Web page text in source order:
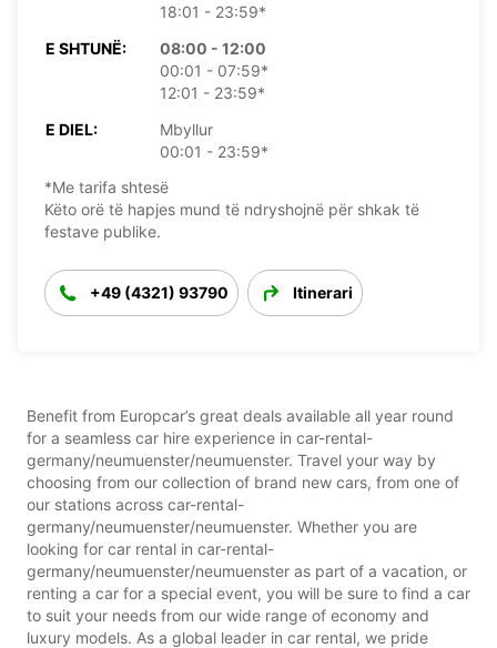
18:01 - 23:59*
E SHTUNË:
08:00 - 12:00
00:01 - 07:59*
12:01 - 23:59*
E DIEL:
Mbyllur
00:01 - 23:59*
*Me tarifa shtesë
Këto orë të hapjes mund të ndryshojnë për shkak të
festave publike.
+49 (4321) 93790 Itinerari
Benefit from Europcar’s great deals available all year round
for a seamless car hire experience in car-rental-
germany/neumuenster/neumuenster. Travel your way by
choosing from our collection of brand new cars, from one of
our stations across car-rental-
germany/neumuenster/neumuenster. Whether you are
looking for car rental in car-rental-
germany/neumuenster/neumuenster as part of a vacation, or
renting a car for a special event, you will be sure to find a car
to suit your needs from our wide range of economy and
luxury models. As a global leader in car rental, we pride